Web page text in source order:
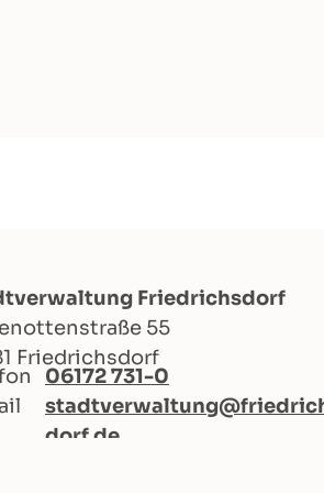
Friedrichsdorf
55
Friedrichsdorf
06172 731-0
dorf.de